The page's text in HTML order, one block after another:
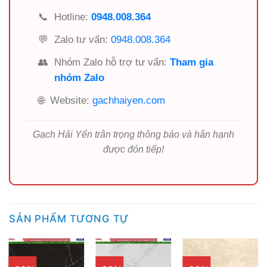
📞 Hotline: 0948.008.364
💬
Zalo tư vấn: 0948.008.364
👥
Nhóm Zalo hỗ trợ tư vấn: Tham gia
nhóm Zalo
🌐 Website: gachhaiyen.com
Gạch Hải Yến trân trọng thông báo và hân hạnh
được đón tiếp!
SẢN PHẨM TƯƠNG TỰ